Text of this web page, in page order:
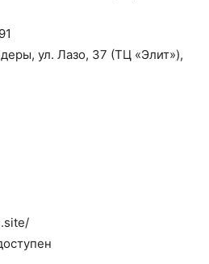
ул. Лазо, 37 (ТЦ «Элит»),